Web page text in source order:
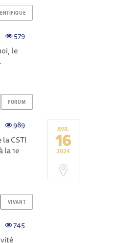
579
le
FORUM
AVR.
16
2024
989
CSTI
la 1e
VIVANT
745